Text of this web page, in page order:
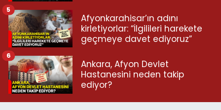
Afyonkarahisar’ın adını
kirletiyorlar: “İlgilileri harekete
geçmeye davet ediyoruz”
5
Ankara, Afyon Devlet
Hastanesini neden takip
ediyor?
6